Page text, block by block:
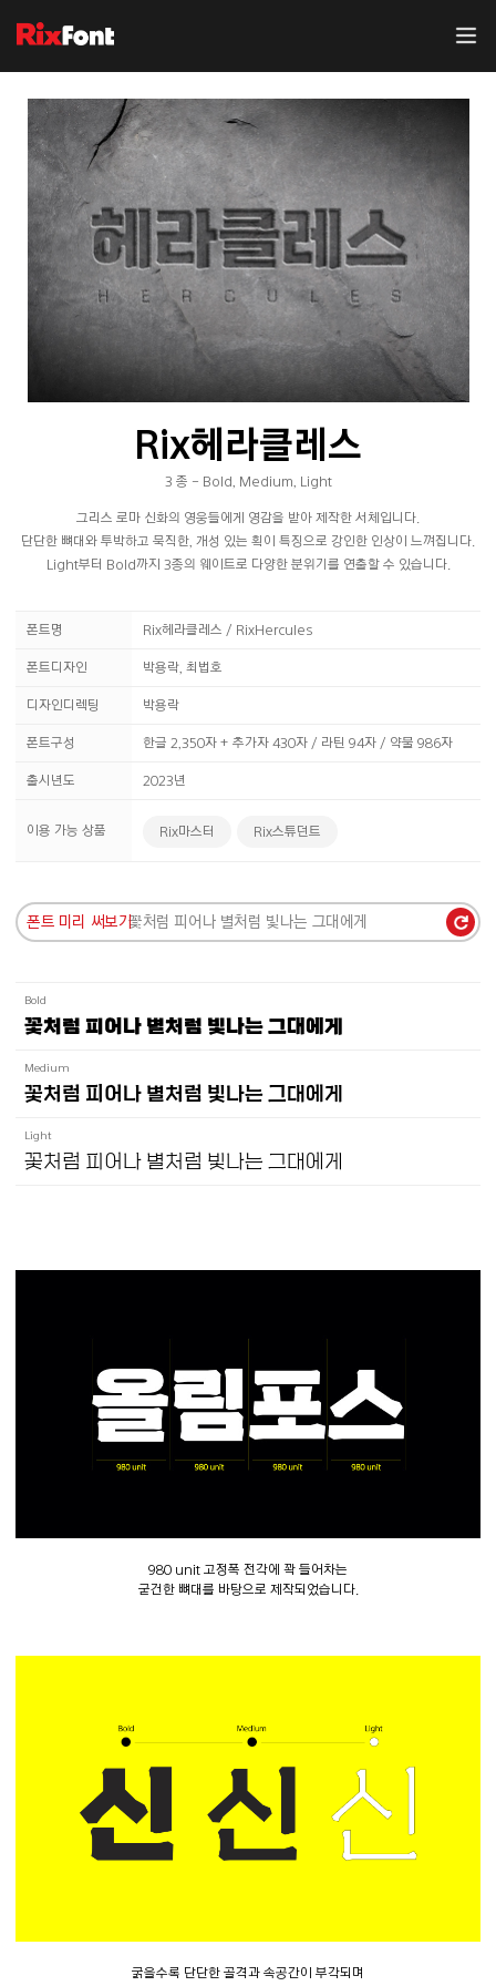
Rix헤라클레스
3 종 - Bold, Medium, Light
그리스 로마 신화의 영웅들에게 영감을 받아 제작한 서체입니다.
단단한 뼈대와 투박하고 묵직한, 개성 있는 획이 특징으로 강인한 인상이 느껴집니다.
Light부터 Bold까지 3종의 웨이트로 다양한 분위기를 연출할 수 있습니다.
폰트명 Rix헤라클레스 / RixHercules
폰트디자인 박용락, 최법호
디자인디렉팅 박용락
폰트구성 한글 2,350자 + 추가자 430자 / 라틴 94자 / 약물 986자
출시년도 2023년
이용 가능 상품 Rix마스터 Rix스튜던트
폰트 미리 써보기
Bold
꽃처럼 피어나 별처럼 빛나는 그대에게
Medium
꽃처럼 피어나 별처럼 빛나는 그대에게
Light
꽃처럼 피어나 별처럼 빛나는 그대에게
980 unit 고정폭 전각에 꽉 들어차는
굳건한 뼈대를 바탕으로 제작되었습니다.
굵을수록 단단한 골격과 속공간이 부각되며